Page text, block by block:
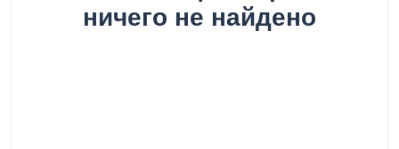
ничего не найдено